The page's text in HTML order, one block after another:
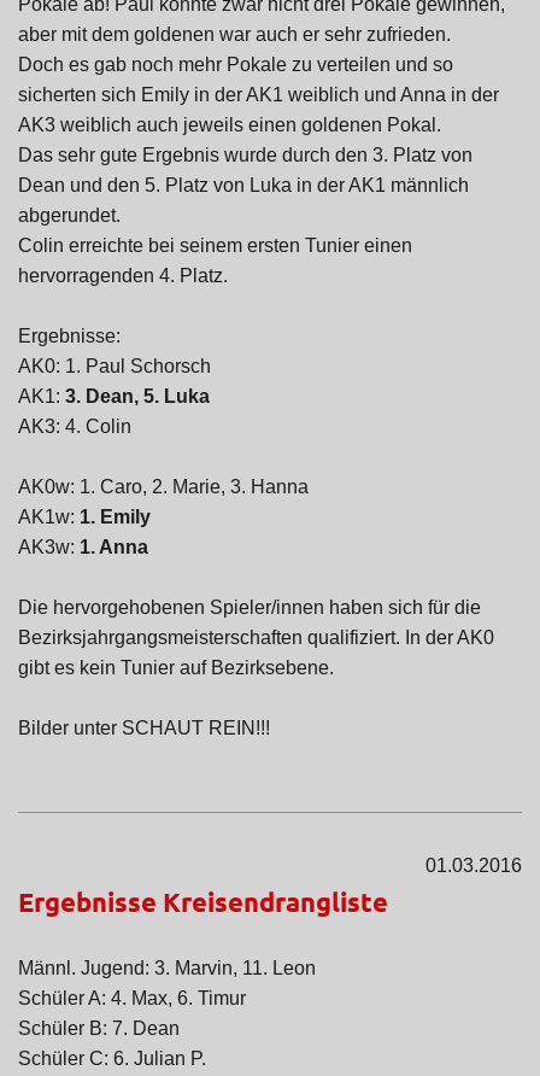
aber mit dem goldenen war auch er sehr zufrieden.
Doch es gab noch mehr Pokale zu verteilen und so
sicherten sich Emily in der AK1 weiblich und Anna in der
AK3 weiblich auch jeweils einen goldenen Pokal.
Das sehr gute Ergebnis wurde durch den 3. Platz von
Dean und den 5. Platz von Luka in der AK1 männlich
abgerundet.
Colin erreichte bei seinem ersten Tunier einen
hervorragenden 4. Platz.
Ergebnisse:
AK0: 1. Paul Schorsch
AK1: 3. Dean, 5. Luka
AK3: 4. Colin
AK0w: 1. Caro, 2. Marie, 3. Hanna
AK1w: 1. Emily
AK3w: 1. Anna
Die hervorgehobenen Spieler/innen haben sich für die
Bezirksjahrgangsmeisterschaften qualifiziert. In der AK0
gibt es kein Tunier auf Bezirksebene.
Bilder unter SCHAUT REIN!!!
​01.03.2016
Ergebnisse Kreisendrangliste
Männl. Jugend: 3. Marvin, 11. Leon
Schüler A: 4. Max, 6. Timur
Schüler B: 7. Dean
Schüler C: 6. Julian P.